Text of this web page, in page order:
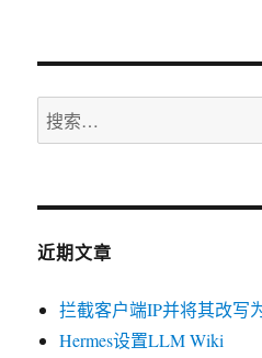
搜
索：
近期文章
拦截客户端IP并将其改写
Hermes设置LLM Wiki